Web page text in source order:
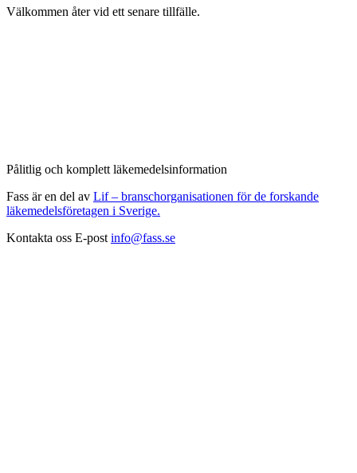
Välkommen åter vid ett senare tillfälle.
Pålitlig och komplett läkemedelsinformation
Fass är en del av Lif – branschorganisationen för de forskande
läkemedelsföretagen i Sverige.
Kontakta oss E-post info@fass.se